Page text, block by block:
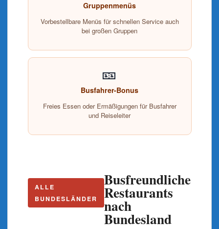
Gruppenmenüs
Vorbestellbare Menüs für schnellen Service auch
bei großen Gruppen
🎫
Busfahrer-Bonus
Freies Essen oder Ermäßigungen für Busfahrer
und Reiseleiter
ALLE
BUNDESLÄNDER
Busfreundliche
Restaurants
nach
Bundesland